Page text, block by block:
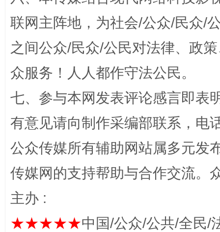
东山县通报“牛蛙产品抗生素超标问题” 法
联网主阵地，为社会/公众/民众/
之间公众/民众/公民对法律、政
众服务！人人都作守法公民。
七、参与本网发表评论感言即表
有意见请向制作采编部联系，电
公众传媒所有辅助网站属多元发
传媒网的支持帮助与合作交流。
主办 :
★★★★★中国/公众/公共/全民/